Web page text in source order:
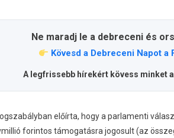
Ne maradj le a debreceni és
Kövesd a Debreceni Napot a
A legfrissebb hírekért kövess minket a
előírta, hogy a parlamenti
forintos támogatásra jogosult (az